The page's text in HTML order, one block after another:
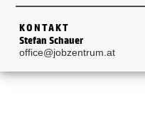
KONTAKT
Stefan Schauer
office@jobzentrum.at